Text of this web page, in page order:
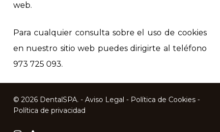
web.
Para cualquier consulta sobre el uso de cookies
en nuestro sitio web puedes dirigirte al teléfono
973 725 093.
© 2026 DentalSPA. - Aviso Legal - Política de Cookies-
Política de privacidad